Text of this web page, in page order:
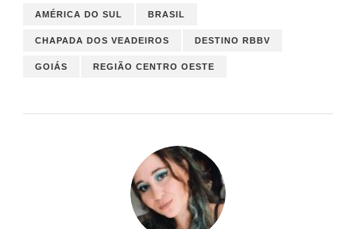
AMÉRICA DO SUL BRASIL
CHAPADA DOS VEADEIROS DESTINO RBBV
GOIÁS REGIÃO CENTRO OESTE